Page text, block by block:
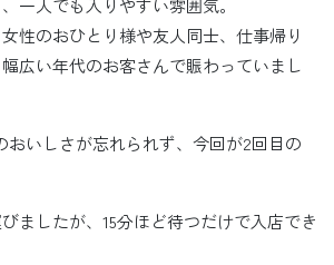
一人でも入りやすい雰囲気。
性のおひとり様や友人同士、仕事帰り
広い年代のお客さんで賑わっていまし
おいしさが忘れられず、今回が2回目の
ましたが、15分ほど待つだけで入店でき